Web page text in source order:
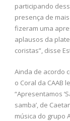
participando
presença de
fizeram uma
aplausos da
coristas”, disse
Ainda de acordo
o Coral da CAAB
“Apresentamos
samba’, de
música do grupo